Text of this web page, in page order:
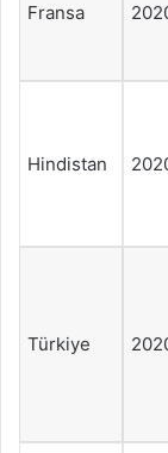
Fransa
Hindistan
Türkiye